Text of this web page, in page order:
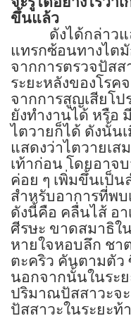
ขึ้นแล้ว
ดังได้กล่าว
แทรกซ้อนทางไต
จากการตรวจปัส
ระยะหลังของโรค
จากการสูญเสียโ
ยังทำงานได้ หรือ
ไตวายก็ได้ ดังนั้น
แสดงว่าไตวายเส
เท้าก่อน โดยอาจ
ค่อย ๆ เพิ่มขึ้นเป็
สำหรับอาการที่พบ
ดังนี้คือ คลื่นไส้ อ
ศีรษะ ขาดสมาธิใ
หายใจหอบลึก ชา
ตะคริว คันตามตั
นอกจากนั้นในระ
ปริมาณปัสสาวะจ
ปัสสาวะในระยะท้